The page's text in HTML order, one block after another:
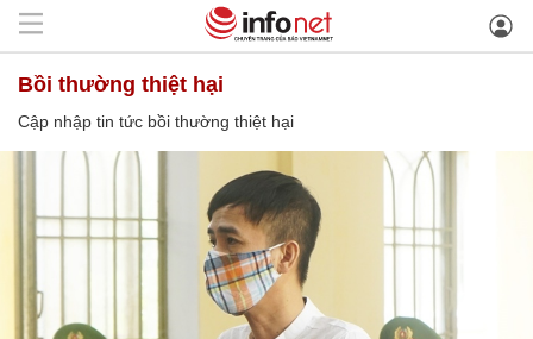
bồi thường thiệt hại
Cập nhập tin tức bồi thường thiệt hại